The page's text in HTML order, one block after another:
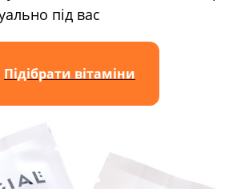
під вас
Підібрати вітаміни